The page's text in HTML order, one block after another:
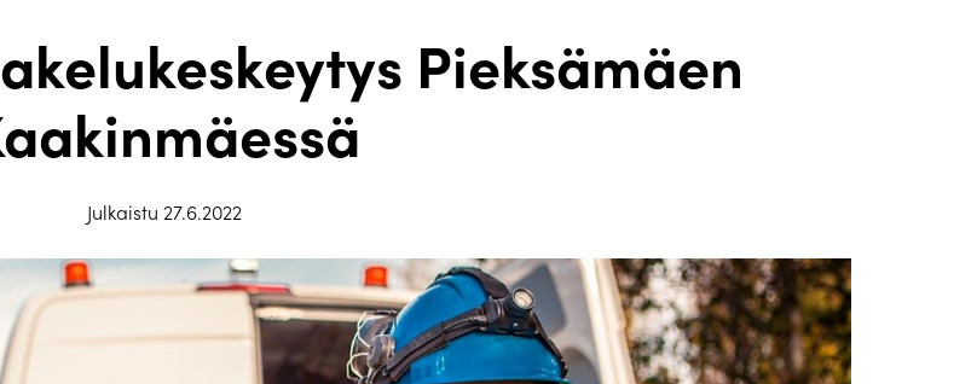
Pieksämäen
Julkaistu 27.6.2022